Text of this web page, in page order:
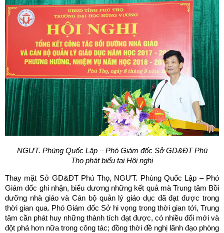
NGƯT. Phùng Quốc Lập – Phó Giám đốc Sở GD&ĐT Phú
Thọ phát biểu tại Hội nghị
Thay mặt Sở GD&ĐT Phú Thọ, NGƯT. Phùng Quốc Lập – Phó
Giám đốc ghi nhận, biểu dương những kết quả mà Trung tâm Bồi
dưỡng nhà giáo và Cán bộ quản lý giáo dục đã đạt được trong
thời gian qua. Phó Giám đốc Sở hi vọng trong thời gian tới, Trung
tâm cần phát huy những thành tích đạt được, có nhiều đổi mới và
đột phá hơn nữa trong công tác; đồng thời đề nghị lãnh đạo phòng